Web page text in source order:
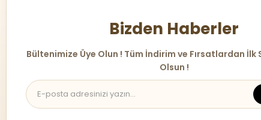
Bizden Haberler
Bültenimize Üye Olun ! Tüm İndirim ve Fırsatlardan İlk
Olsun !